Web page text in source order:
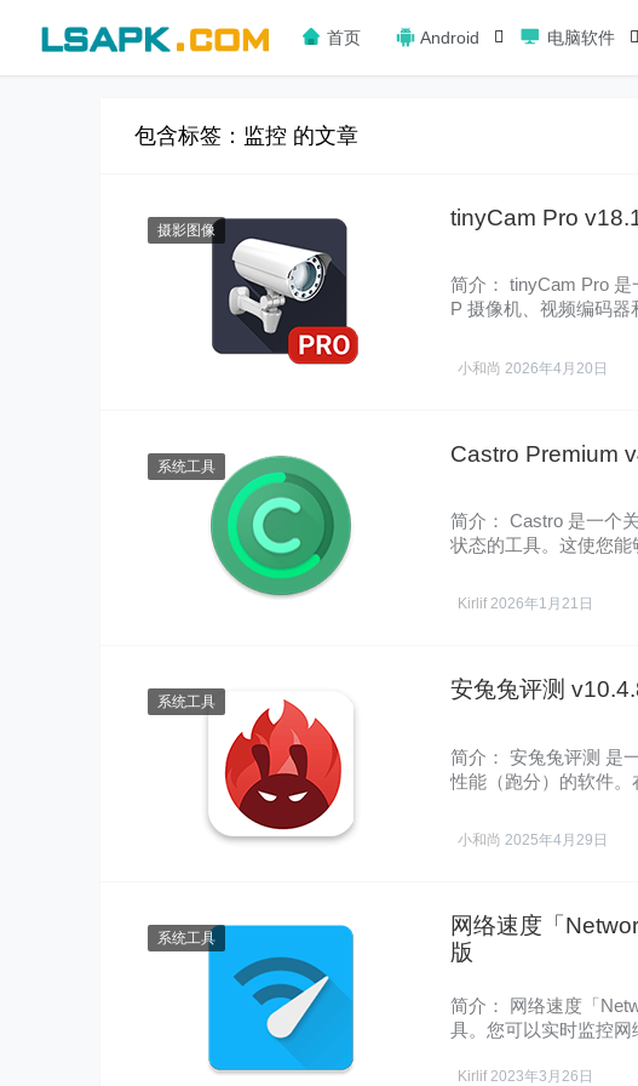
首页 Android 电脑软件
包含标签：监控 的文章
摄影图像 tinyCam Pro
简介： tinyCam Pro
P 摄像机、视频编码器
小和尚 2026年4月20日
系统工具 Castro Premium
简介： Castro 是一个
状态的工具。这使您能够实时
Kirlif 2026年1月21日
系统工具 安兔兔评测
简介： 安兔兔评测 是
性能（跑分）的软件
小和尚 2025年4月29日
系统工具
网络速度「
版
简介： 网络速度「
具。您可以实时监控
Kirlif 2023年3月26日